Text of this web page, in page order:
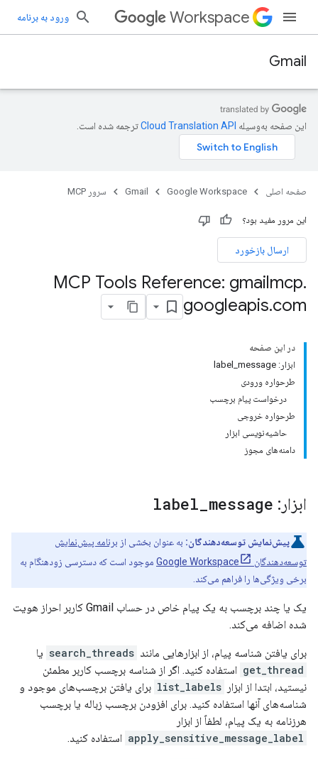
Workspace ورود به برنامه
Gmail
این صفحه به‌وسیله ترجمه شده است.
صفحه اصلی Google Workspace
Gmail سرور MCP
این مرور مفید بود؟
ارسال بازخورد
MCP Tools Reference: gmailmcp.
googleapis.com
در این صفحه
ابزار: label_message
طرحواره ورودی
درخواست پیام برچسب
طرحواره خروجی
حاشیه‌نویسی ابزار
دامنه‌های مجوز
ابزار: label message
پیش‌نمایش توسعه‌دهندگان: به عنوان بخشی از برنامه پیش‌نمایش
توسعه‌دهندگان Google Workspace
موجود است که دسترسی زودهنگام به
برخی ویژگی‌ها را فراهم می‌کند.
یک یا چند برچسب به یک پیام خاص در حساب Gmail کاربر احراز هویت
شده اضافه می‌کند.
برای یافتن شناسه پیام، از ابزارهایی مانند search_threads یا
get_thread استفاده کنید. اگر از شناسه برچسب کاربر مطمئن
نیستید، ابتدا از ابزار list_labels برای یافتن برچسب‌های موجود و
شناسه‌های آنها استفاده کنید. برای افزودن برچسب زباله یا برچسب
هرزنامه به یک پیام، لطفاً از ابزار
apply_sensitive_message_label استفاده کنید.